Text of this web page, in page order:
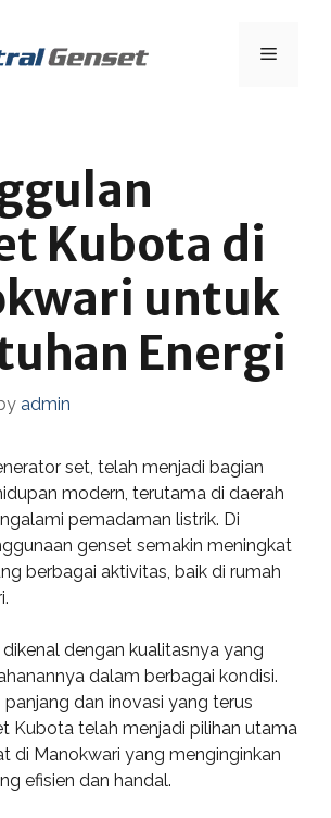
Menu
Kubota di
untuk
Energi
admin
set, telah menjadi bagian
modern, terutama di daerah
pemadaman listrik. Di
genset semakin meningkat
berbagai aktivitas, baik di rumah
dengan kualitasnya yang
dalam berbagai kondisi.
panjang dan inovasi yang terus
Kubota telah menjadi pilihan utama
di Manokwari yang menginginkan
efisien dan handal.